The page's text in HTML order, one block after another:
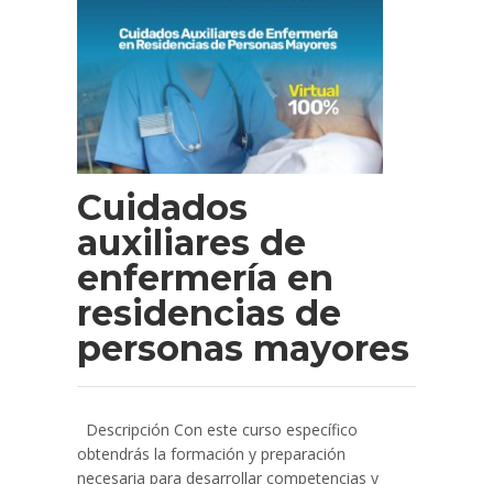
Cuidados
auxiliares de
enfermería en
residencias de
personas mayores
Descripción Con este curso específico
obtendrás la formación y preparación
necesaria para desarrollar competencias y